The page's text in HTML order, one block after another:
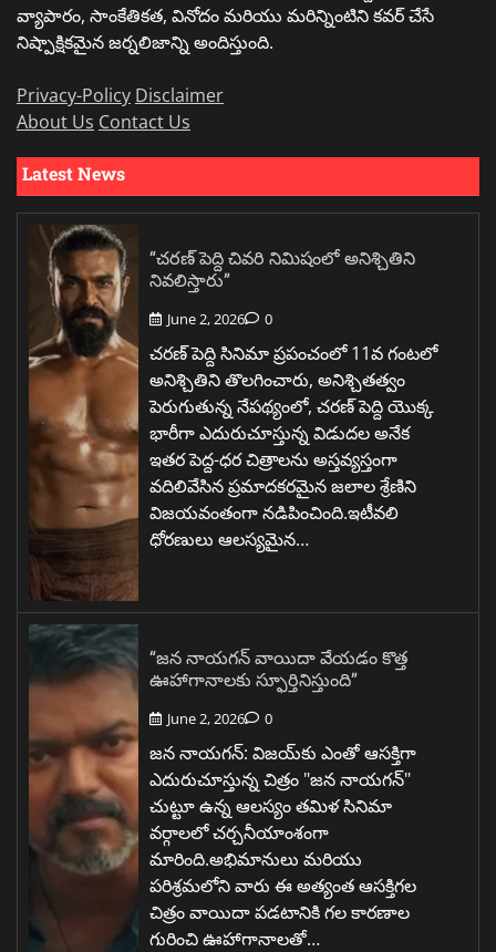
వ్యాపారం, సాంకేతికత, వినోదం మరియు మరిన్నింటిని కవర్ చేసే
నిష్పాక్షికమైన జర్నలిజాన్ని అందిస్తుంది.
Privacy-Policy Disclaimer
About Us Contact Us
Latest News
“చరణ్ పెద్ది చివరి నిమిషంలో అనిశ్చితిని
నివలిస్తారు”
June 2, 2026 0
చరణ్ పెద్ది సినిమా ప్రపంచంలో 11వ గంటలో
అనిశ్చితిని తొలగించారు, అనిశ్చితత్వం
పెరుగుతున్న నేపథ్యంలో, చరణ్ పెద్ది యొక్క
భారీగా ఎదురుచూస్తున్న విడుదల అనేక
ఇతర పెద్ద-ధర చిత్రాలను అస్తవ్యస్తంగా
వదిలివేసిన ప్రమాదకరమైన జలాల శ్రేణిని
విజయవంతంగా నడిపించింది.ఇటీవలి
ధోరణులు ఆలస్యమైన…
“జన నాయగన్ వాయిదా వేయడం కొత్త
ఊహాగానాలకు స్ఫూర్తినిస్తుంది”
June 2, 2026 0
జన నాయగన్: విజయ్‌కు ఎంతో ఆసక్తిగా
ఎదురుచూస్తున్న చిత్రం "జన నాయగన్"
చుట్టూ ఉన్న ఆలస్యం తమిళ సినిమా
వర్గాలలో చర్చనీయాంశంగా
మారింది.అభిమానులు మరియు
పరిశ్రమలోని వారు ఈ అత్యంత ఆసక్తిగల
చిత్రం వాయిదా పడటానికి గల కారణాల
గురించి ఊహాగానాలతో…